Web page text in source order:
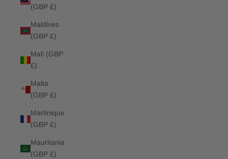
(GBP £)
Maldives
(GBP £)
Mali (GBP
£)
Malta
(GBP £)
Martinique
(GBP £)
Mauritania
(GBP £)